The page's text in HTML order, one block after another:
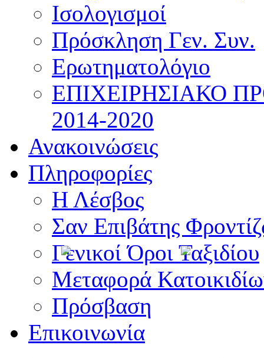
Ισολογισμοί
Πρόσκληση Γεν. Συν.
Ερωτηματολόγιο
ΕΠΙΧΕΙΡΗΣΙΑΚΟ
2014-2020
Ανακοινώσεις
Πληροφορίες
Η Λέσβος
Σαν Επιβάτης
Γενικοί Όροι Ταξιδίου
Μεταφορά
Πρόσβαση
Επικοινωνία